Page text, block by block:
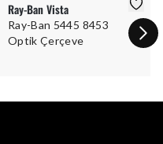
Ray-Ban Vista
Ray-Ban 5445 8453
Optik Çerçeve